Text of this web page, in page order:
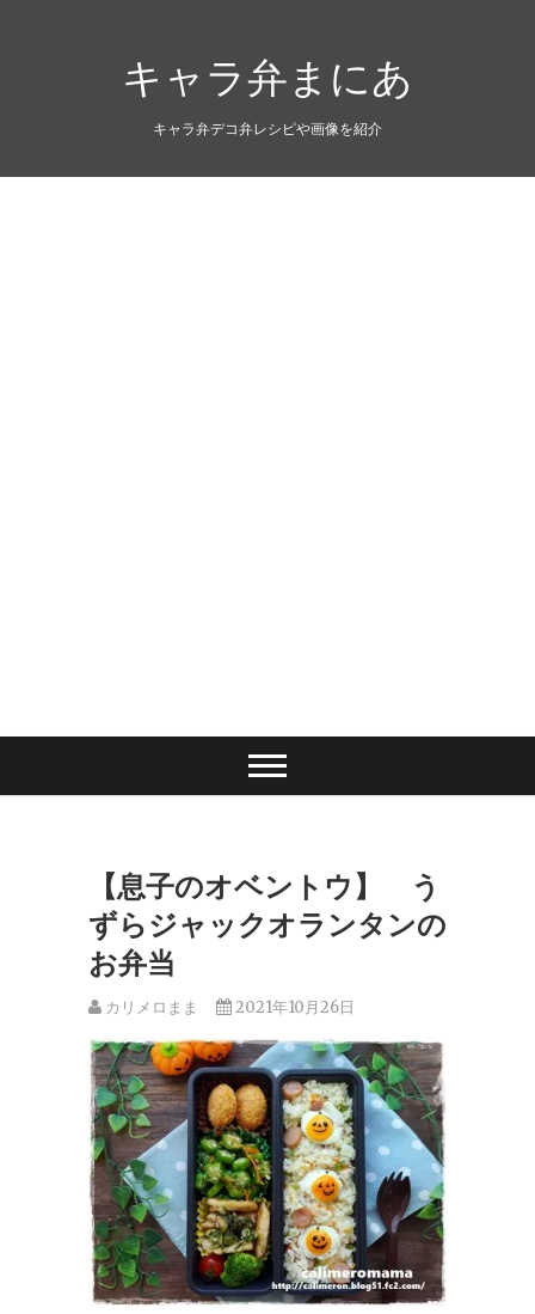
キャラ弁まにあ
キャラ弁デコ弁レシピや画像を紹介
【息子のオベントウ】 う
ずらジャックオランタンの
お弁当
カリメロまま 2021年10月26日